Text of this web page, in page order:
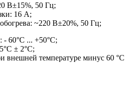
50 Гц;
16 А;
~220 В±20%, 50 Гц;
- 60°С ... +50°С;
± 2°С;
внешней температуре минус 60